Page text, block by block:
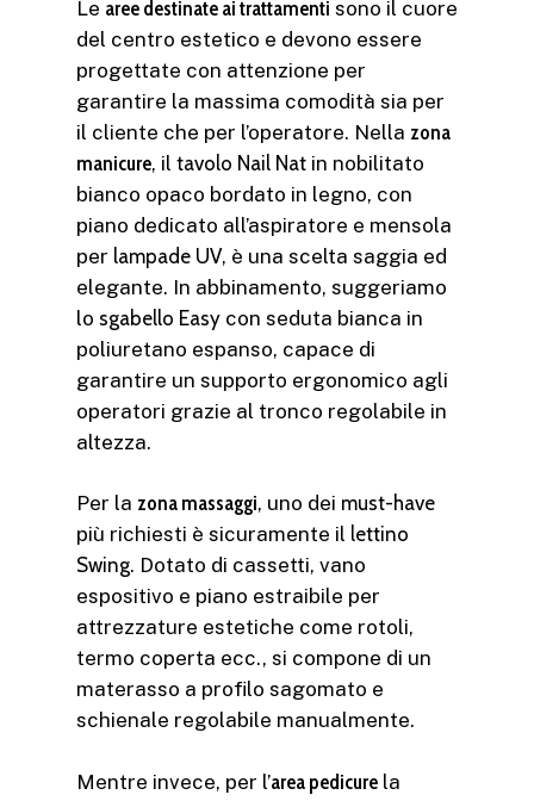
Le aree destinate ai trattamenti sono il cuore
del centro estetico e devono essere
progettate con attenzione per
garantire la massima comodità sia per
il cliente che per l’operatore. Nella zona
manicure, il tavolo Nail Nat in nobilitato
bianco opaco bordato in legno, con
piano dedicato all’aspiratore e mensola
per lampade UV, è una scelta saggia ed
elegante. In abbinamento, suggeriamo
lo sgabello Easy con seduta bianca in
poliuretano espanso, capace di
garantire un supporto ergonomico agli
operatori grazie al tronco regolabile in
altezza.
Per la zona massaggi, uno dei must-have
più richiesti è sicuramente il lettino
Swing. Dotato di cassetti, vano
espositivo e piano estraibile per
attrezzature estetiche come rotoli,
termo coperta ecc., si compone di un
materasso a profilo sagomato e
schienale regolabile manualmente.
Mentre invece, per l’area pedicure la